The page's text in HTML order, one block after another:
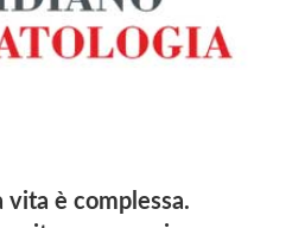
è complessa.